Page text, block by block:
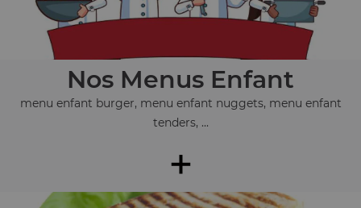
Nos Menus Enfant
menu enfant burger, menu enfant nuggets, menu enfant
tenders, ...
+